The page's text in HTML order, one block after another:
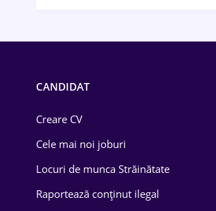
Drept
Educație / Training
CANDIDAT
Creare CV
Cele mai noi joburi
Locuri de munca Străinătate
Raportează conținut ilegal